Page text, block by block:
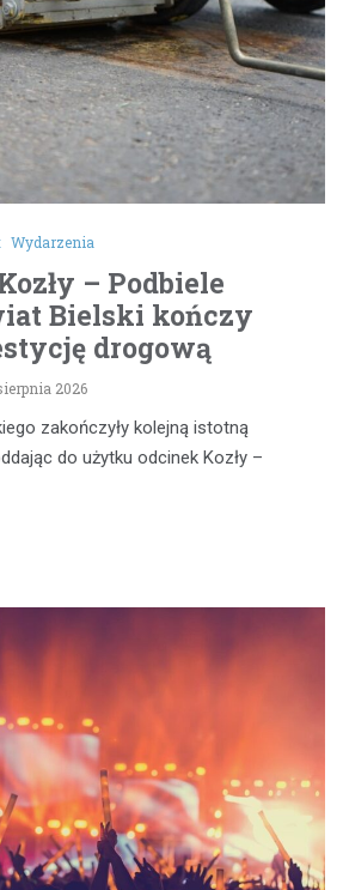
Wydarzenia
– Podbiele
Bielski kończy
drogową
2026
zakończyły kolejną istotną
do użytku odcinek Kozły –